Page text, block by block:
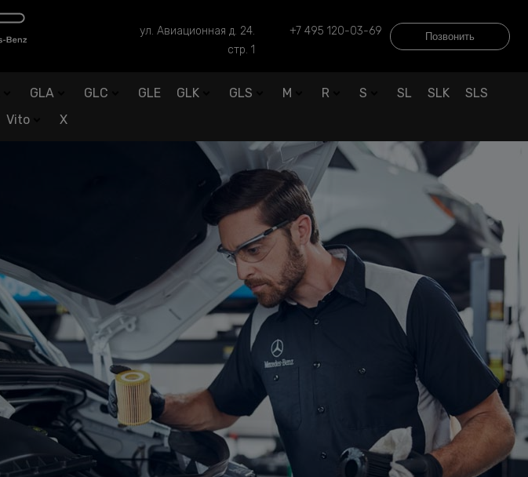
ул. Авиационная д. 24.
стр. 1
+7 495 120-03-69 Позвонить
GLA GLC GLE GLK GLS M R S SL SLK
SLS
Vito X